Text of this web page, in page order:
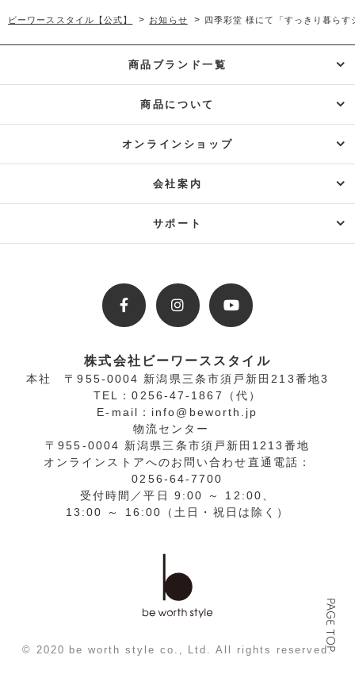
ビーワーススタイル【公式】 > お知らせ > 四季彩堂 様にて「すっきり暮ら
商品ブランド一覧
商品について
オンラインショップ
会社案内
サポート
株式会社ビーワーススタイル
本社 〒955-0004 新潟県三条市須戸新田213番地3
TEL：0256-47-1867（代）
E-mail：info@beworth.jp
物流センター
〒955-0004 新潟県三条市須戸新田1213番地
オンラインストアへのお問い合わせ直通電話 ：
0256-64-7700
受付時間／平日 9:00 ～ 12:00、
13:00 ～ 16:00（土日・祝日は除く）
© 2020 be worth style co., Ltd. All rights reserved.
PAGE TOP